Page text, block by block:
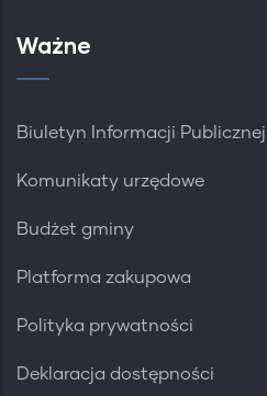
Ważne
Biuletyn Informacji Publicznej
Komunikaty urzędowe
Budżet gminy
Platforma zakupowa
Polityka prywatności
Deklaracja dostępności